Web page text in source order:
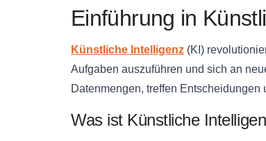
Einführung in
Künstliche Intelligenz (KI)
Aufgaben auszuführen und sich an
Datenmengen, treffen
Was ist Künstliche